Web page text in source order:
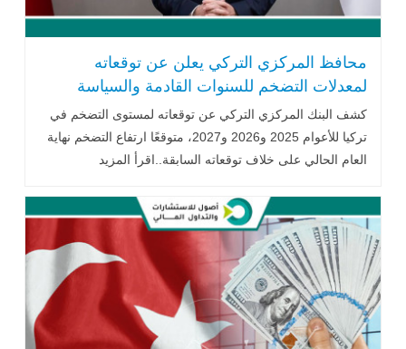
محافظ المركزي التركي يعلن عن توقعاته
لمعدلات التضخم للسنوات القادمة والسياسة
النقدية
كشف البنك المركزي التركي عن توقعاته لمستوى التضخم في
تركيا للأعوام 2025 و2026 و2027، متوقعًا ارتفاع التضخم نهاية
العام الحالي على خلاف توقعاته السابقة..اقرأ المزيد